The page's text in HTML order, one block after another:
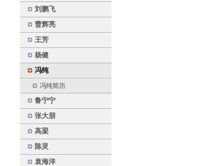
刘鹏飞
曹辉亮
王芳
杨健
冯纯
冯纯简历
鲁宁宁
张大朋
高梁
陈灵
袁海洋